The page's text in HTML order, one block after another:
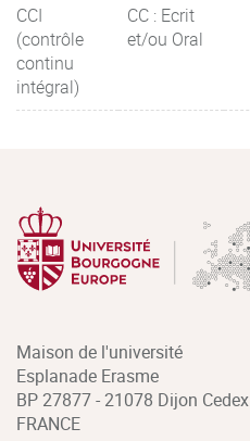
CCI
(contrôle
continu
intégral)
CC : Ecrit
et/ou Oral
Maison de l'université
Esplanade Erasme
BP 27877 - 21078 Dijon Cedex
FRANCE